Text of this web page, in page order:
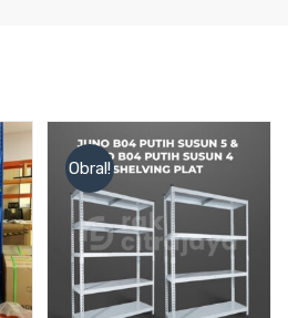
Obral!